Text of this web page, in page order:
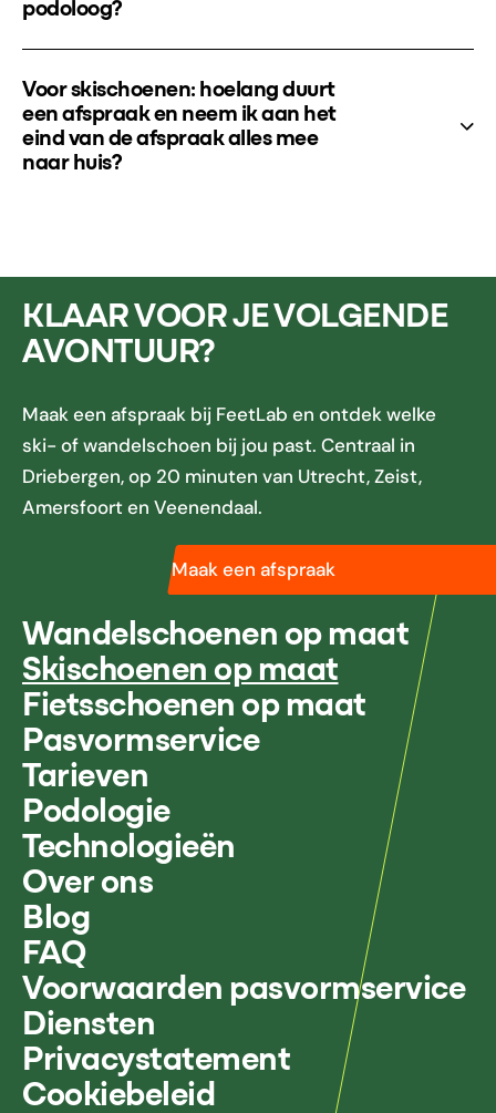
podoloog?
Voor skischoenen: hoelang duurt
een afspraak en neem ik aan het
eind van de afspraak alles mee
naar huis?
KLAAR VOOR JE VOLGENDE
AVONTUUR?
Maak een afspraak bij FeetLab en ontdek welke
ski- of wandelschoen bij jou past. Centraal in
Driebergen, op 20 minuten van Utrecht, Zeist,
Amersfoort en Veenendaal.
Maak een afspraak
Wandelschoenen op maat
Skischoenen op maat
Fietsschoenen op maat
Pasvormservice
Tarieven
Podologie
Technologieën
Over ons
Blog
FAQ
Voorwaarden pasvormservice
Diensten
Privacystatement
Cookiebeleid